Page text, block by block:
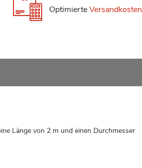
OptimierteVersandkosten
Länge von 2 m und einen Durchmesser